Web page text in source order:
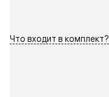
Что входит в комплект?